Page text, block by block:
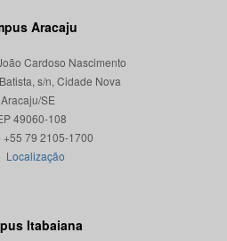
Aracaju
Cardoso Nascimento
s/n, Cidade Nova
Aracaju/SE
49060-108
Localização
Itabaiana